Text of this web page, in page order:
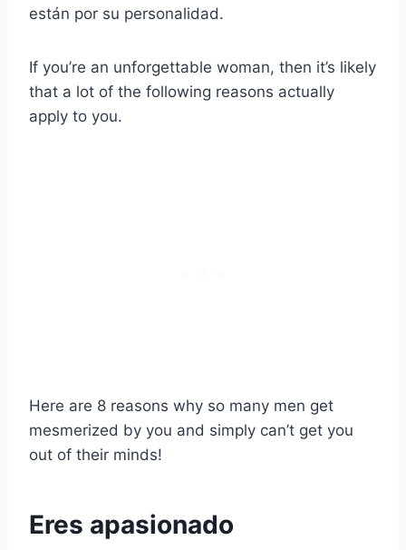
están por su personalidad.
If you’re an unforgettable woman, then it’s likely
that a lot of the following reasons actually
apply to you.
Here are 8 reasons why so many men get
mesmerized by you and simply can’t get you
out of their minds!
Eres apasionado